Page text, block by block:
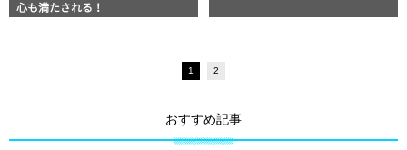
心も満たされる！
1 2
おすすめ記事